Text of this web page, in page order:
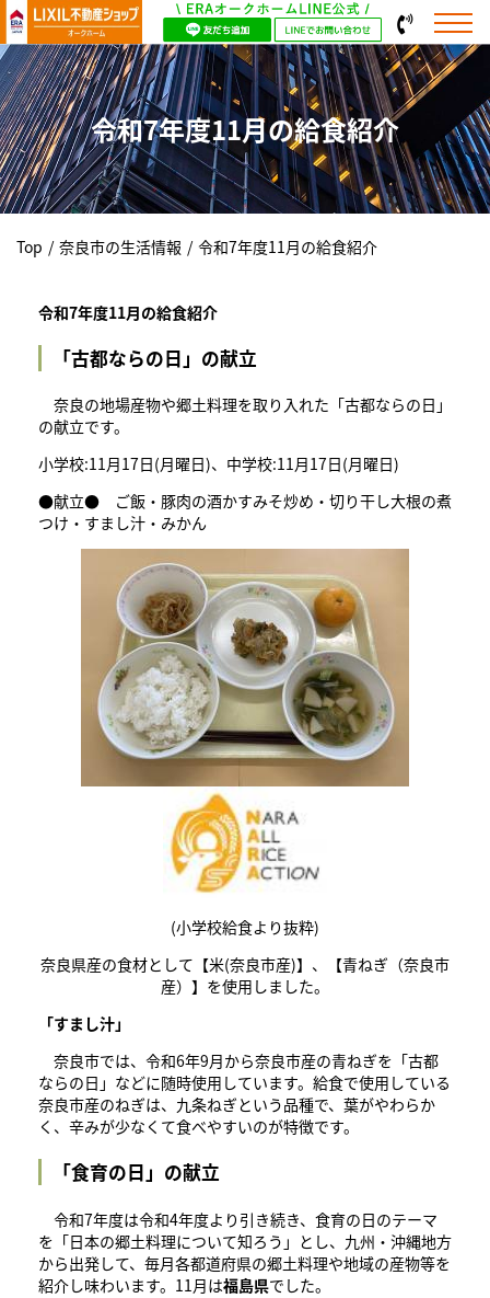
令和7年度11月の給食紹介
Top / 奈良市の生活情報 / 令和7年度11月の給食紹介
令和7年度11月の給食紹介
「古都ならの日」の献立
奈良の地場産物や郷土料理を取り入れた「古都ならの日」
の献立です。
小学校:11月17日(月曜日)、中学校:11月17日(月曜日)
●献立● ご飯・豚肉の酒かすみそ炒め・切り干し大根の煮
つけ・すまし汁・みかん
(小学校給食より抜粋)
奈良県産の食材として【米(奈良市産)】、【青ねぎ（奈良市
産）】を使用しました。
「すまし汁」
​ 奈良市では、令和6年9月から奈良市産の青ねぎを「古都
ならの日」などに随時使用しています。給食で使用している
奈良市産のねぎは、九条ねぎという品種で、葉がやわらか
く、辛みが少なくて食べやすいのが特徴です。
「食育の日」の献立
令和7年度は令和4年度より引き続き、食育の日のテーマ
を「日本の郷土料理について知ろう」とし、九州・沖縄地方
から出発して、毎月各都道府県の郷土料理や地域の産物等を
紹介し味わいます。11月は福島県でした。